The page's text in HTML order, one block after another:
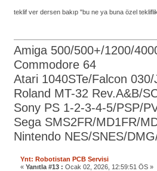
teklif ver dersen bakıp "bu ne ya buna özel
Amiga 500/500+/1200/
Commodore 64
Atari 1040STe/Falcon
Roland MT-32 Rev.A&B/
Sony PS 1-2-3-4-5/PSP/
Sega SMS2FR/MD1FR/
Nintendo NES/SNES/
Ynt: Robotistan PCB Servisi
« Yanıtla #13 : Ocak 02, 2026, 12:59:51 ÖS »